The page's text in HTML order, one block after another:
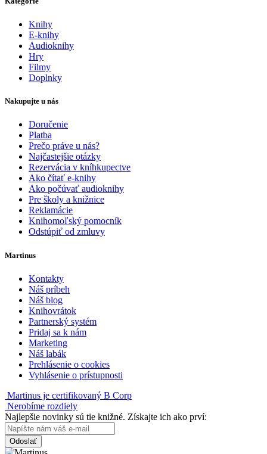
Knihy
E-knihy
Audioknihy
Hry
Filmy
Doplnky
Nakupujte u nás
Doručenie
Platba
Prečo práve u nás?
Najčastejšie otázky
Rezervácia v kníhkupectve
Ako čítať e-knihy
Ako počúvať audioknihy
Pre školy a knižnice
Reklamácie
Knihomoľský pomocník
Odstúpiť od zmluvy
Martinus
Kontakty
Náš príbeh
Náš blog
Knihovrátok
Partnerský systém
Pridaj sa k nám
Marketing
Náš labák
Prehlásenie o cookies
Vyhlásenie o prístupnosti
Martinus je certifikovaný B Corp
Nerobíme rozdiely
Najlepšie novinky sú tie knižné. Získajte ich ako prví:
Odoslať